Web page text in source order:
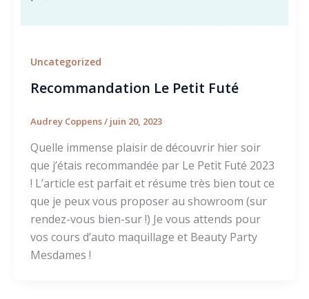
Uncategorized
Recommandation Le Petit Futé
Audrey Coppens/ juin 20, 2023
Quelle immense plaisir de découvrir hier soir
que j’étais recommandée par Le Petit Futé 2023
! L’article est parfait et résume très bien tout ce
que je peux vous proposer au showroom (sur
rendez-vous bien-sur !) Je vous attends pour
vos cours d’auto maquillage et Beauty Party
Mesdames !